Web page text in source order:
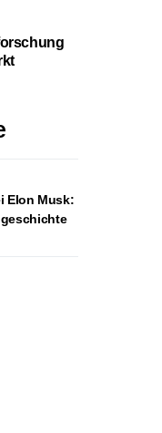
Elon Musk: